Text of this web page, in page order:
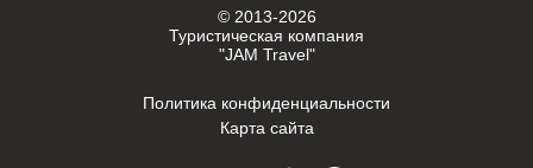
© 2013-2026
Туристическая компания
"JAM Travel"
Политика конфиденциальности
Карта сайта